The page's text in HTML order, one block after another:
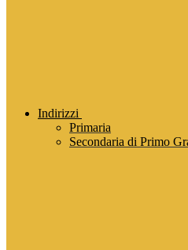
Indirizzi
Primaria
Secondaria di Primo